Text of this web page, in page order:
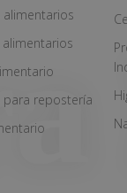
alimentarios
alimentarios
para repostería